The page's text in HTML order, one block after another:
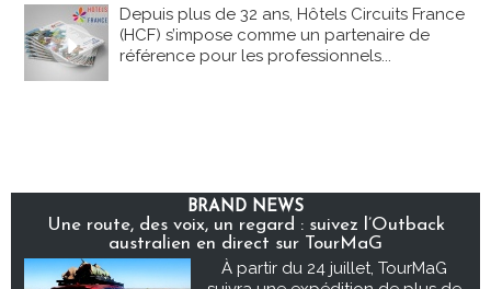
Depuis plus de 32 ans, Hôtels Circuits France
(HCF) s’impose comme un partenaire de
référence pour les professionnels...
BRAND NEWS
Une route, des voix, un regard : suivez l’Outback
australien en direct sur TourMaG
À partir du 24 juillet, TourMaG